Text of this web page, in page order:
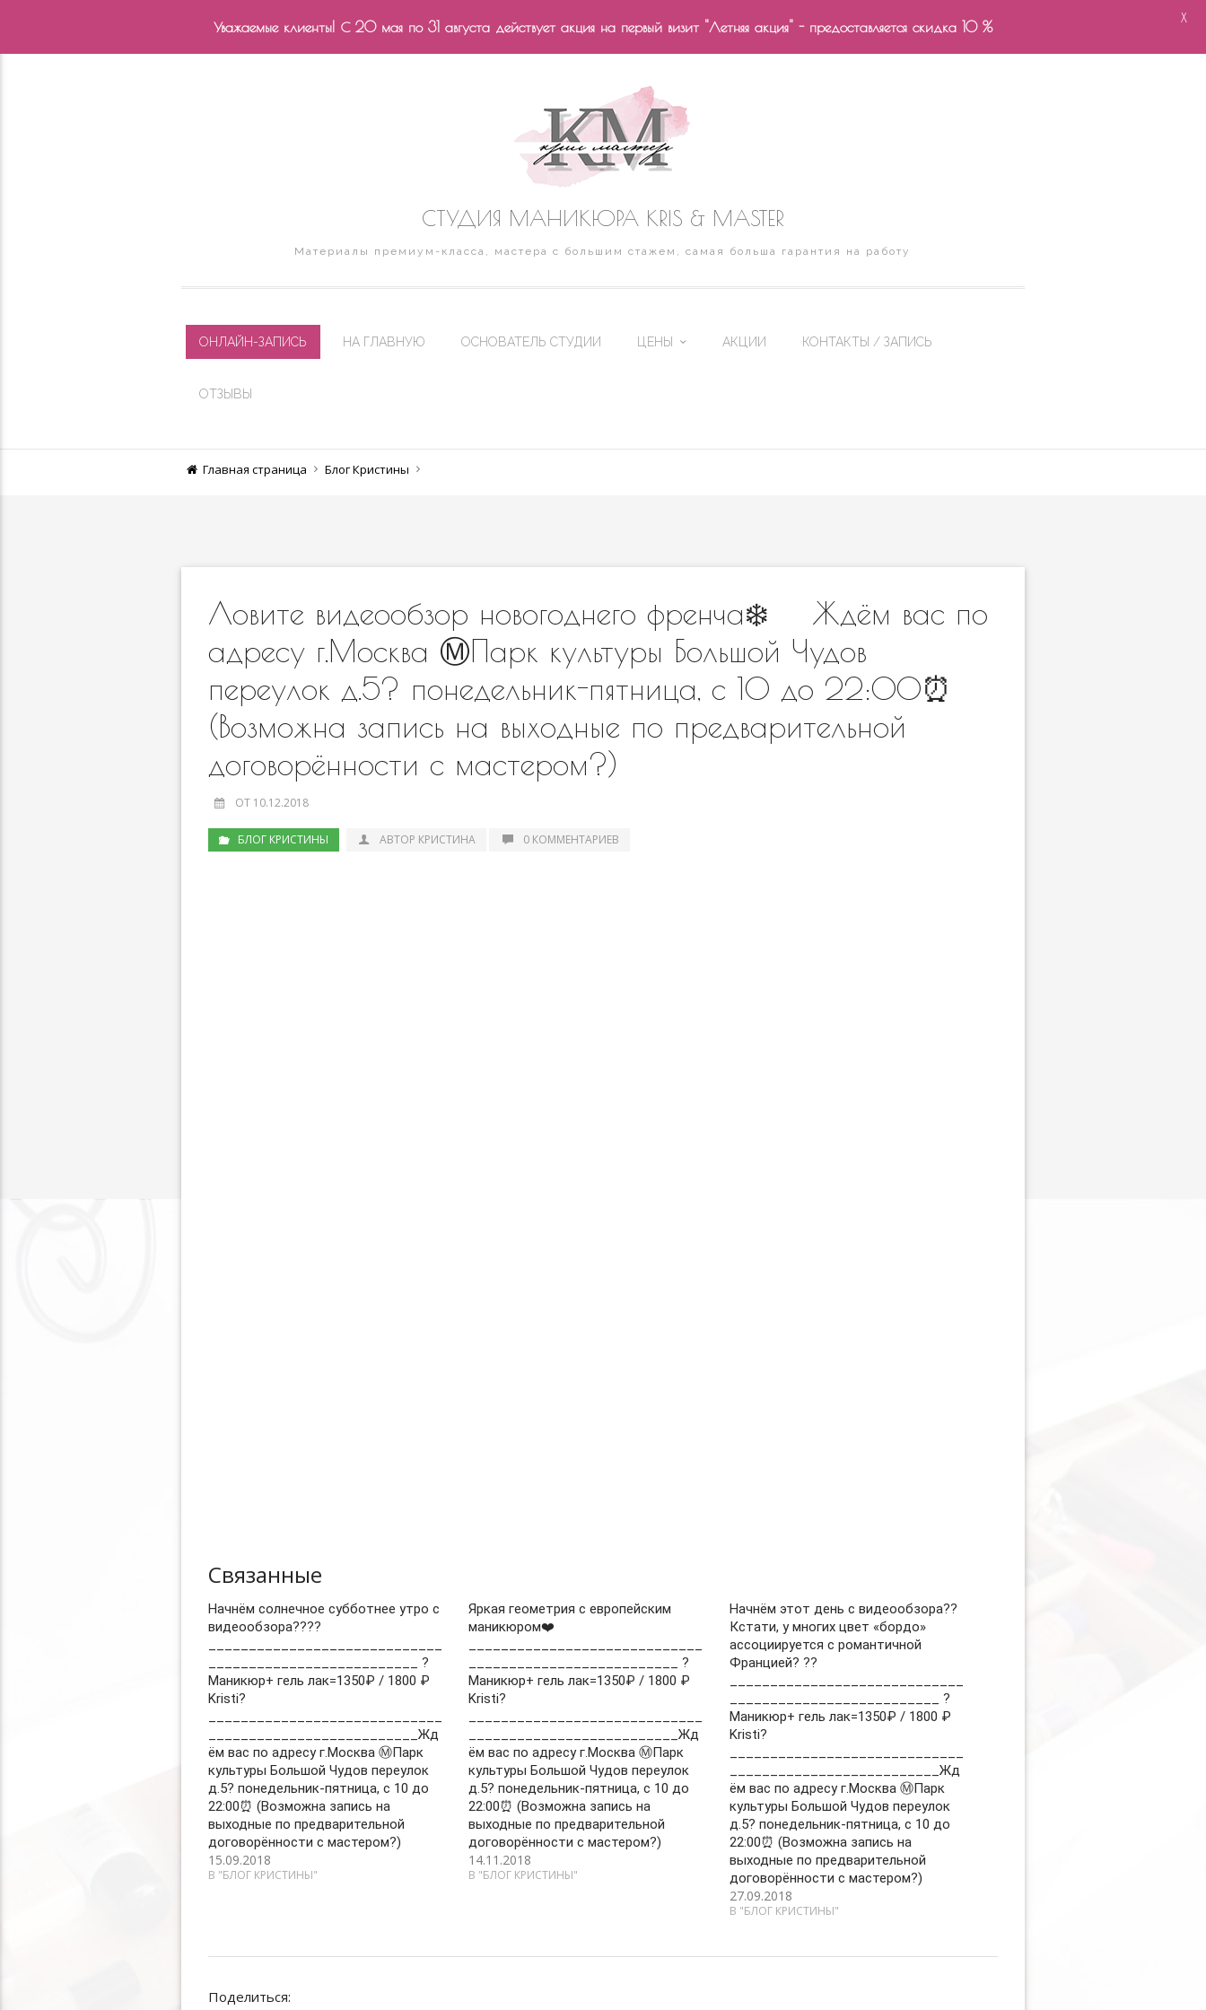
СТУДИЯ МАНИКЮРА KRIS & MASTER
Материалы премиум-класса, мастера с большим стажем, самая больша гарантия на работу
ОНЛАЙН-ЗАПИСЬ НА ГЛАВНУЮ ОСНОВАТЕЛЬ СТУДИИ ЦЕНЫ АКЦИИ КОНТАКТЫ / ЗАПИСЬ
ОТЗЫВЫ
Главная страница Блог Кристины
Ловите видеообзор новогоднего френча❄️ ⠀ Ждём вас по
адресу г.Москва Ⓜ️Парк культуры Большой Чудов
переулок д.5? понедельник-пятница, с 10 до 22:00⏰
(Возможна запись на выходные по предварительной
договорённости с мастером?)
ОТ 10.12.2018
БЛОГ КРИСТИНЫ АВТОР КРИСТИНА 0 КОММЕНТАРИЕВ
Связанные
Начнём солнечное субботнее утро с
видеообзора????
__________________________ ?
Маникюр+ гель лак=1350₽ / 1800 ₽
Kristi?
__________________________Жд
ём вас по адресу г.Москва Ⓜ️Парк
культуры Большой Чудов переулок
д.5? понедельник-пятница, с 10 до
22:00⏰ (Возможна запись на
выходные по предварительной
договорённости с мастером?)
15.09.2018
В "БЛОГ КРИСТИНЫ"
Яркая геометрия с европейским
маникюром❤️
__________________________ ?
Маникюр+ гель лак=1350₽ / 1800 ₽
Kristi?
__________________________Жд
ём вас по адресу г.Москва Ⓜ️Парк
культуры Большой Чудов переулок
д.5? понедельник-пятница, с 10 до
22:00⏰ (Возможна запись на
выходные по предварительной
договорённости с мастером?)
14.11.2018
В "БЛОГ КРИСТИНЫ"
Начнём этот день с видеообзора??
Кстати, у многих цвет «бордо»
ассоциируется с романтичной
Францией? ??
__________________________ ?
Маникюр+ гель лак=1350₽ / 1800 ₽
Kristi?
__________________________Жд
ём вас по адресу г.Москва Ⓜ️Парк
культуры Большой Чудов переулок
д.5? понедельник-пятница, с 10 до
22:00⏰ (Возможна запись на
выходные по предварительной
договорённости с мастером?)
27.09.2018
В "БЛОГ КРИСТИНЫ"
Поделиться:
Уважаемые клиенты! С 20 мая по 31 августа действует акция на первый визит "Летняя акция" - предоставляется скидка 10 %
X